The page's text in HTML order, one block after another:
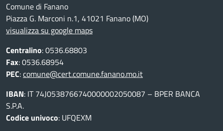
Comune di Fanano
Piazza G. Marconi n.1, 41021 Fanano (MO)
visualizza su google maps
Centralino: 0536.68803
Fax: 0536.68954
PEC:comune@cert.comune.fanano.mo.it
IBAN: IT 74J0538766740000002050087 – BPER BANCA
S.P.A.
Codice univoco: UFQEXM